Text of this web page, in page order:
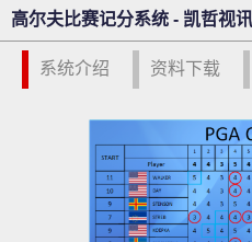
高尔夫比赛记分系统 - 凯哲视讯
系统介绍 资料下载